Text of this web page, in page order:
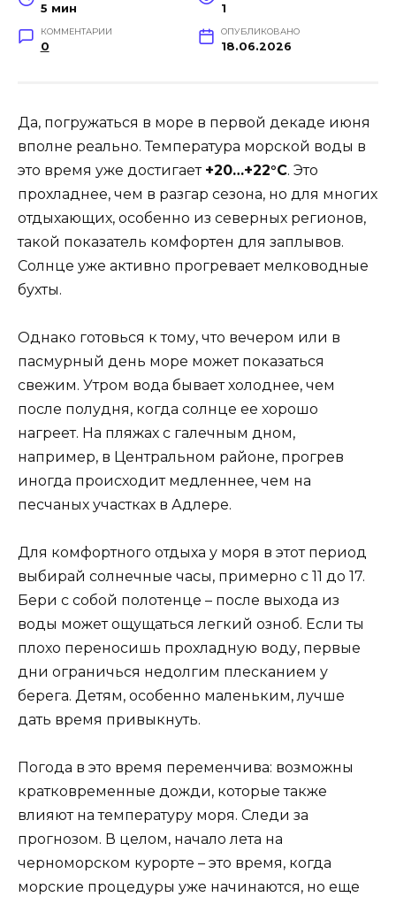
5 мин 1
КОММЕНТАРИИ
0
ОПУБЛИКОВАНО
18.06.2026
Да, погружаться в море в первой декаде июня
вполне реально. Температура морской воды в
это время уже достигает +20…+22°C. Это
прохладнее, чем в разгар сезона, но для многих
отдыхающих, особенно из северных регионов,
такой показатель комфортен для заплывов.
Солнце уже активно прогревает мелководные
бухты.
Однако готовься к тому, что вечером или в
пасмурный день море может показаться
свежим. Утром вода бывает холоднее, чем
после полудня, когда солнце ее хорошо
нагреет. На пляжах с галечным дном,
например, в Центральном районе, прогрев
иногда происходит медленнее, чем на
песчаных участках в Адлере.
Для комфортного отдыха у моря в этот период
выбирай солнечные часы, примерно с 11 до 17.
Бери с собой полотенце – после выхода из
воды может ощущаться легкий озноб. Если ты
плохо переносишь прохладную воду, первые
дни ограничься недолгим плесканием у
берега. Детям, особенно маленьким, лучше
дать время привыкнуть.
Погода в это время переменчива: возможны
кратковременные дожди, которые также
влияют на температуру моря. Следи за
прогнозом. В целом, начало лета на
черноморском курорте – это время, когда
морские процедуры уже начинаются, но еще